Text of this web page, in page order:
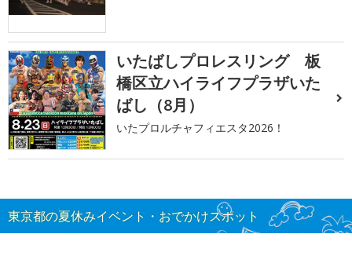
いたばしプロレスリング 板
橋区立ハイライフプラザいた
ばし（8月）
いたプロルチャフィエスタ2026！
東京都の夏休みイベント・おでかけスポット